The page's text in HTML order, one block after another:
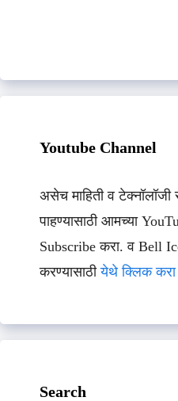
Youtube Channel
असेच माहिती व टेक्नॉलॉजी
पाहण्यासाठी आमच्या
Subscribe करा. व Bell
करण्यासाठीयेथे क्लिक करा
Search